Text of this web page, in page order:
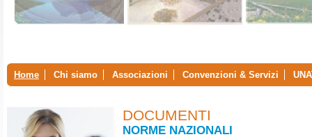
Home Chi siamo Associazioni Convenzioni & Servizi
DOCUMENTI
NORME NAZIONALI